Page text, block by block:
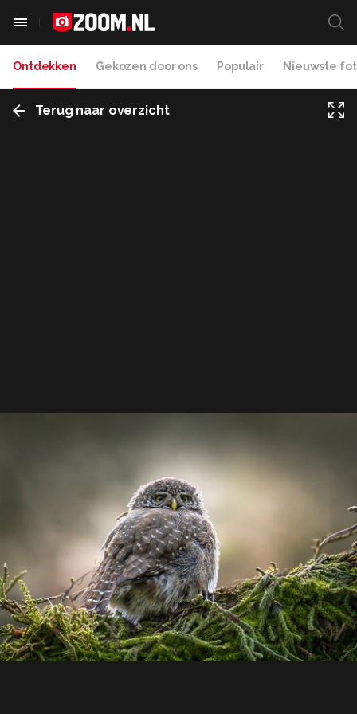
Ontdekken Gekozen door ons Populair Nieuwste
Terug naar overzicht